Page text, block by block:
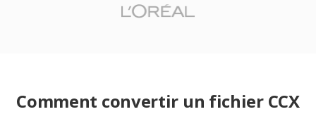
Comment convertir un fichier CCX